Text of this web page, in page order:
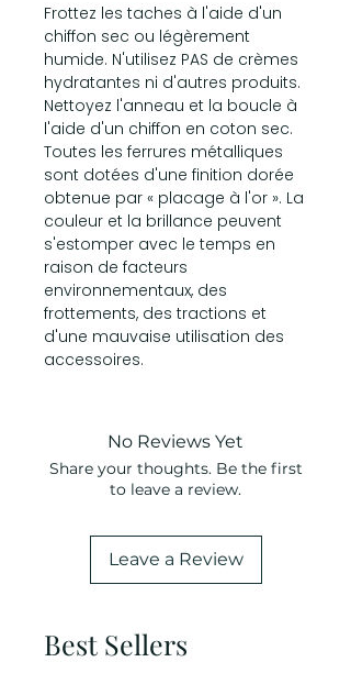
Frottez les taches à l'aide d'un
chiffon sec ou légèrement
humide. N'utilisez PAS de crèmes
hydratantes ni d'autres produits.
Nettoyez l'anneau et la boucle à
l'aide d'un chiffon en coton sec.
Toutes les ferrures métalliques
sont dotées d'une finition dorée
obtenue par « placage à l'or ». La
couleur et la brillance peuvent
s'estomper avec le temps en
raison de facteurs
environnementaux, des
frottements, des tractions et
d'une mauvaise utilisation des
accessoires.
No Reviews Yet
Share your thoughts. Be the first
to leave a review.
Leave a Review
Best Sellers